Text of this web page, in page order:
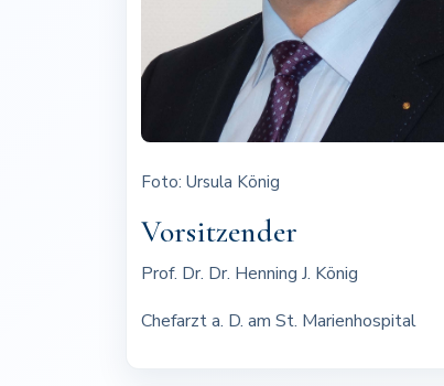
Foto: Ursula König
Vorsitzender
Prof. Dr. Dr. Henning J. König
Chefarzt a. D. am St. Marienhospital